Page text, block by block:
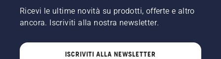
Ricevi le ultime novità su prodotti, offerte e altro
ancora. Iscriviti alla nostra newsletter.
ISCRIVITI ALLA NEWSLETTER